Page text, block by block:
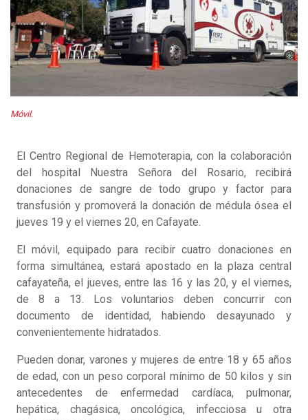
Móvil.
El Centro Regional de Hemoterapia, con la colaboración
del hospital Nuestra Señora del Rosario, recibirá
donaciones de sangre de todo grupo y factor para
transfusión y promoverá la donación de médula ósea el
jueves 19 y el viernes 20, en Cafayate.
El móvil, equipado para recibir cuatro donaciones en
forma simultánea, estará apostado en la plaza central
cafayateña, el jueves, entre las 16 y las 20, y el viernes,
de 8 a 13. Los voluntarios deben concurrir con
documento de identidad, habiendo desayunado y
convenientemente hidratados.
Pueden donar, varones y mujeres de entre 18 y 65 años
de edad, con un peso corporal mínimo de 50 kilos y sin
antecedentes de enfermedad cardíaca, pulmonar,
hepática, chagásica, oncológica, infecciosa u otra